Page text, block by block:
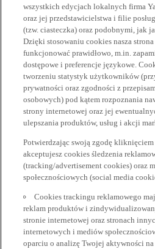
wszystkich edycjach lokalnych firma
oraz jej przedstawicielstwa i filie
(tzw. ciasteczka) oraz podobnymi, jak
Dzięki stosowaniu cookies nasza
funkcjonować prawidłowo, m.in.
dostępowe i preferencje językowe.
tworzeniu statystyk użytkowników
prywatności oraz zgodności z
osobowych) pod kątem rozpoznania
strony internetowej oraz jej
ulepszania produktów, usług i akcji
Potwierdzając swoją zgodę
akceptujesz cookies śledzenia
(tracking/advertisement cookies) oraz
społecznościowych (social media
Cookies trackingu reklamowego
reklam produktów i
stronie internetowej oraz stronach
internetowych i mediów
oparciu o analizę Twojej aktywności